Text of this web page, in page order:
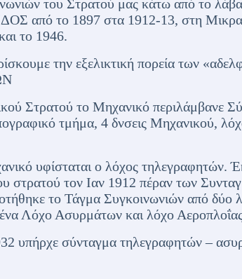
του Στρατού μας κάτω από το
από το 1897 στα 1912-13, στη
το 1946.
την εξελικτική πορεία των
Στρατού το Μηχανικό περιλάμβανε
τμήμα, 4 δνσεις Μηχανικού,
υφίσταται ο λόχος τηλεγραφητών.
στρατού τον Ιαν 1912 πέραν των
το Τάγμα Συγκοινωνιών από δύο
Λόχο Ασυρμάτων και λόχο
υπήρχε σύνταγμα τηλεγραφητών –